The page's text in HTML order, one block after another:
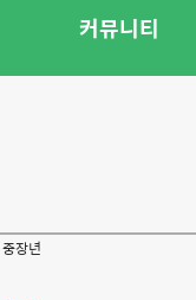
커뮤니티
중장년